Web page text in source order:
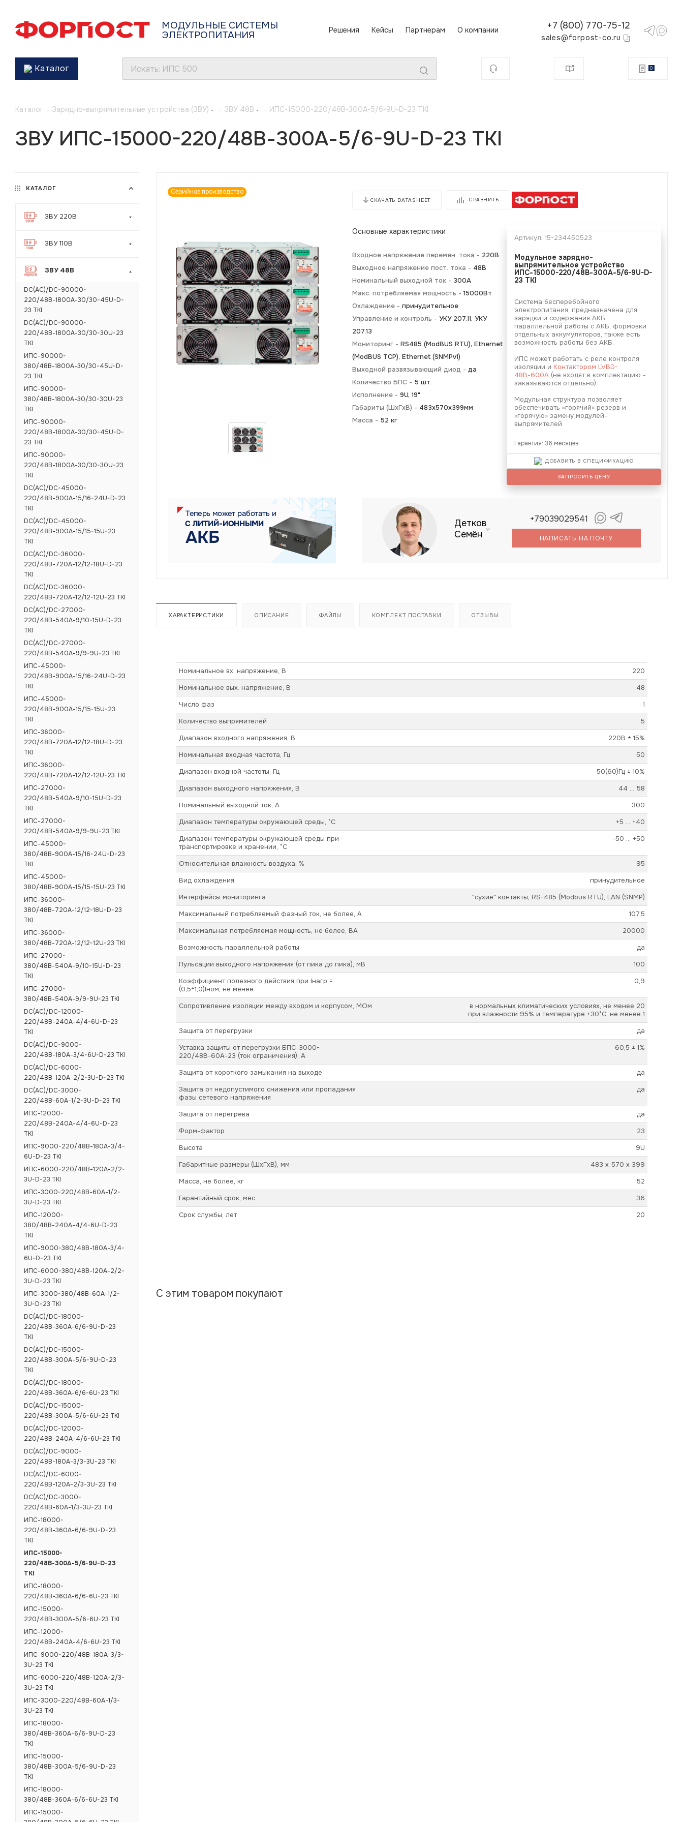
МОДУЛЬНЫЕ СИСТЕМЫ
ЭЛЕКТРОПИТАНИЯ Решения Кейсы Партнерам О компании +7 (800) 770-75-12
sales@forpost-co.ru
Каталог 0
Каталог - Зарядно-выпрямительные устройства (ЗВУ) - ЗВУ 48В - ИПС-15000-220/48В-300А-5/6-9U-D-23 ТКI
ЗВУ ИПС-15000-220/48В-300А-5/6-9U-D-23 ТКI
Серийное производство
СКАЧАТЬ DATASHEET СРАВНИТЬ
Основные характеристики
Входное напряжение перемен. тока - 220В
Выходное напряжение пост. тока - 48В
Номинальный выходной ток - 300А
Макс. потребляемая мощность - 15000Вт
Охлаждение - принудительное
Управление и контроль - УКУ 207.11, УКУ
207.13
Мониторинг - RS485 (ModBUS RTU), Ethernet
(ModBUS TCP), Ethernet (SNMPv1)
Выходной развязывающий диод - да
Количество БПС - 5 шт.
Исполнение - 9U, 19"
Габариты (ШхГхВ) - 483х570х399мм
Масса - 52 кг
Артикул: 15-234450523
Модульное зарядно-
выпрямительное устройство
ИПС-15000-220/48В-300А-5/6-9U-D-
23 ТКI
Система бесперебойного
электропитания, предназначена для
зарядки и содержания АКБ,
параллельной работы с АКБ, формовки
отдельных аккумуляторов, также есть
возможность работы без АКБ.
ИПС может работать с реле контроля
изоляции и Контактором LVBD-
48В-600А(не входят в комплектацию -
заказываются отдельно).
Модульная структура позволяет
обеспечивать «горячий» резерв и
«горячую» замену модулей-
выпрямителей.
Гарантия: 36 месяцев
ДОБАВИТЬ В СПЕЦИФИКАЦИЮ
ЗАПРОСИТЬ ЦЕНУ
Детков
Семён
+79039029541
НАПИСАТЬ НА ПОЧТУ
ХАРАКТЕРИСТИКИ ОПИСАНИЕ ФАЙЛЫ КОМПЛЕКТ ПОСТАВКИ ОТЗЫВЫ
Номинальное вх. напряжение, В
220
Номинальное вых. напряжение, В
48
Число фаз
1
Количество выпрямителей
5
Диапазон входного напряжения, В
220В ± 15%
Номинальная входная частота, Гц
50
Диапазон входной частоты, Гц
50(60)Гц ± 10%
Диапазон выходного напряжения, В
44 ... 58
Номинальный выходной ток, А
300
Диапазон температуры окружающей среды, °С
+5 ... +40
Диапазон температуры окружающей среды при
транспортировке и хранении, °С
-50 ... +50
Относительная влажность воздуха, %
95
Вид охлаждения
принудительное
Интерфейсы мониторинга
"сухие" контакты, RS-485 (Modbus RTU), LAN (SNMP)
Максимальный потребляемый фазный ток, не более, А
107,5
Максимальная потребляемая мощность, не более, ВА
20000
Возможность параллельной работы
да
Пульсации выходного напряжения (от пика до пика), мВ
100
Коэффициент полезного действия при Iнагр =
(0,5÷1,0)Iном, не менее
0,9
Сопротивление изоляции между входом и корпусом, МОм
в нормальных климатических условиях, не менее 20
при влажности 95% и температуре +30°С, не менее 1
Защита от перегрузки
да
Уставка защиты от перегрузки БПС-3000-
220/48В-60А-23 (ток ограничения), А
60,5 ± 1%
Защита от короткого замыкания на выходе
да
Защита от недопустимого снижения или пропадания
фазы сетевого напряжения
да
Защита от перегрева
да
Форм-фактор
23
Высота
9U
Габаритные размеры (ШхГхВ), мм
483 х 570 х 399
Масса, не более, кг
52
Гарантийный срок, мес
36
Срок службы, лет
20
С этим товаром покупают
КАТАЛОГ
ЗВУ 220В
ЗВУ 110В
ЗВУ 48В
DC(AC)/DC-90000-
220/48В-1800А-30/30-45U-D-
23 ТКI
DC(AC)/DC-90000-
220/48В-1800А-30/30-30U-23
ТКI
ИПС-90000-
380/48В-1800А-30/30-45U-D-
23 ТКI
ИПС-90000-
380/48В-1800А-30/30-30U-23
ТКI
ИПС-90000-
220/48В-1800А-30/30-45U-D-
23 ТКI
ИПС-90000-
220/48В-1800А-30/30-30U-23
ТКI
DC(AC)/DC-45000-
220/48В-900А-15/16-24U-D-23
TKI
DC(AC)/DC-45000-
220/48В-900А-15/15-15U-23
ТКI
DC(AC)/DC-36000-
220/48В-720А-12/12-18U-D-23
TKI
DC(AC)/DC-36000-
220/48В-720А-12/12-12U-23 ТКI
DC(AC)/DC-27000-
220/48В-540А-9/10-15U-D-23
TKI
DC(AC)/DC-27000-
220/48В-540А-9/9-9U-23 ТКI
ИПС-45000-
220/48В-900А-15/16-24U-D-23
ТКI
ИПС-45000-
220/48В-900А-15/15-15U-23
ТКI
ИПС-36000-
220/48В-720А-12/12-18U-D-23
ТКI
ИПС-36000-
220/48В-720А-12/12-12U-23 ТКI
ИПС-27000-
220/48В-540А-9/10-15U-D-23
ТКI
ИПС-27000-
220/48В-540А-9/9-9U-23 ТКI
ИПС-45000-
380/48В-900А-15/16-24U-D-23
ТКI
ИПС-45000-
380/48В-900А-15/15-15U-23 ТКI
ИПС-36000-
380/48В-720А-12/12-18U-D-23
ТКI
ИПС-36000-
380/48В-720А-12/12-12U-23 ТКI
ИПС-27000-
380/48В-540А-9/10-15U-D-23
ТКI
ИПС-27000-
380/48В-540А-9/9-9U-23 ТКI
DC(AC)/DC-12000-
220/48В-240А-4/4-6U-D-23
TKI
DC(AC)/DC-9000-
220/48В-180А-3/4-6U-D-23 TKI
DC(AC)/DC-6000-
220/48В-120А-2/2-3U-D-23 TKI
DC(AC)/DC-3000-
220/48В-60А-1/2-3U-D-23 TKI
ИПС-12000-
220/48В-240А-4/4-6U-D-23
ТКI
ИПС-9000-220/48В-180А-3/4-
6U-D-23 ТКI
ИПС-6000-220/48В-120А-2/2-
3U-D-23 ТКI
ИПС-3000-220/48В-60А-1/2-
3U-D-23 ТКI
ИПС-12000-
380/48В-240А-4/4-6U-D-23
ТКI
ИПС-9000-380/48В-180А-3/4-
6U-D-23 ТКI
ИПС-6000-380/48В-120А-2/2-
3U-D-23 ТКI
ИПС-3000-380/48В-60А-1/2-
3U-D-23 ТКI
DC(AC)/DC-18000-
220/48В-360А-6/6-9U-D-23
TKI
DC(AC)/DC-15000-
220/48В-300А-5/6-9U-D-23
TKI
DC(AC)/DC-18000-
220/48В-360А-6/6-6U-23 ТКI
DC(AC)/DC-15000-
220/48В-300А-5/6-6U-23 ТКI
DC(AC)/DC-12000-
220/48В-240А-4/6-6U-23 ТКI
DC(AC)/DC-9000-
220/48В-180А-3/3-3U-23 ТКI
DC(AC)/DC-6000-
220/48В-120А-2/3-3U-23 ТКI
DC(AC)/DC-3000-
220/48В-60А-1/3-3U-23 ТКI
ИПС-18000-
220/48В-360А-6/6-9U-D-23
ТКI
ИПС-15000-
220/48В-300А-5/6-9U-D-23
ТКI
ИПС-18000-
220/48В-360А-6/6-6U-23 ТКI
ИПС-15000-
220/48В-300А-5/6-6U-23 ТКI
ИПС-12000-
220/48В-240А-4/6-6U-23 ТКI
ИПС-9000-220/48В-180А-3/3-
3U-23 ТКI
ИПС-6000-220/48В-120А-2/3-
3U-23 ТКI
ИПС-3000-220/48В-60А-1/3-
3U-23 ТКI
ИПС-18000-
380/48В-360А-6/6-9U-D-23
ТКI
ИПС-15000-
380/48В-300А-5/6-9U-D-23
ТКI
ИПС-18000-
380/48В-360А-6/6-6U-23 ТКI
ИПС-15000-